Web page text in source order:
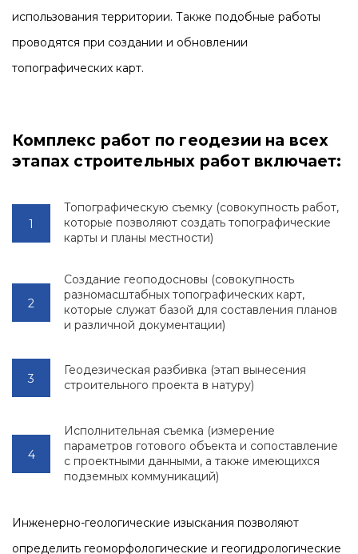
использования территории. Также подобные работы
проводятся при создании и обновлении
топографических карт.
Комплекс работ по геодезии на всех
этапах строительных работ включает:
Топографическую съемку (совокупность работ,
которые позволяют создать топографические
карты и планы местности)
Создание геоподосновы (совокупность
разномасштабных топографических карт,
которые служат базой для составления планов
и различной документации)
Геодезическая разбивка (этап вынесения
строительного проекта в натуру)
Исполнительная съемка (измерение
параметров готового объекта и сопоставление
с проектными данными, а также имеющихся
подземных коммуникаций)
Инженерно-геологические изыскания позволяют
определить геоморфологические и геогидрологические